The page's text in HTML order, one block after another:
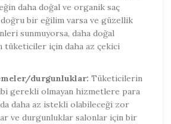
daha doğal ve organik saç
bir eğilim varsa ve güzellik
sunmuyorsa, daha doğal
tüketiciler için daha az çekici
durgunluklar: Tüketicilerin
gerekli olmayan hizmetlere para
daha az istekli olabileceği zor
ve durgunluklar salonlar için bir